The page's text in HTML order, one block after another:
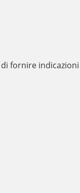
fornire